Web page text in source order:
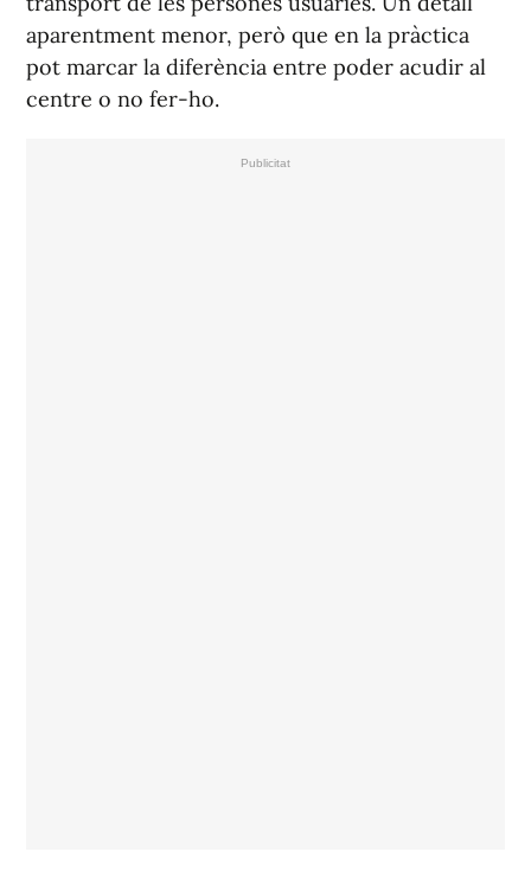
aparentment menor, però que en la pràctica
pot marcar la diferència entre poder acudir al
centre o no fer-ho.